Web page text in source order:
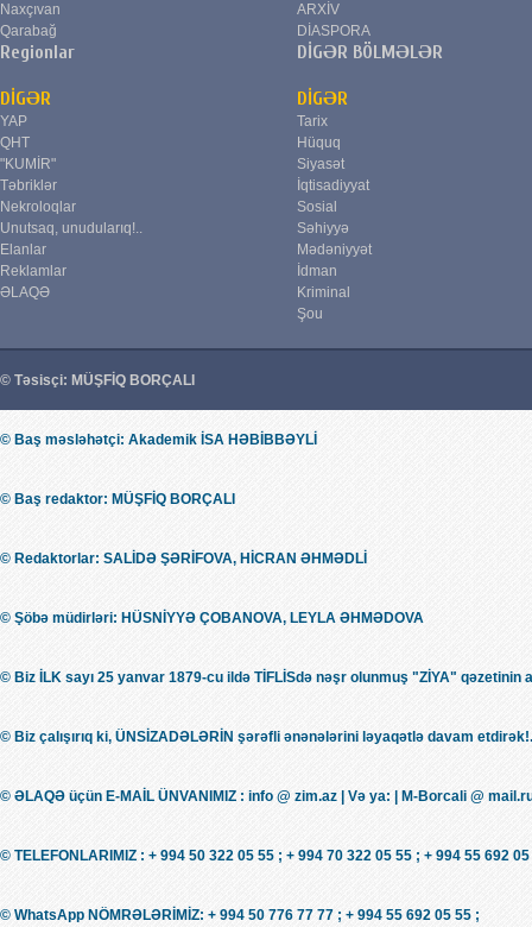
Naxçıvan
Qarabağ
Regionlar
ARXİV
DİASPORA
DİGƏR BÖLMƏLƏR
DİGƏR
YAP
QHT
"KUMİR"
Təbriklər
Nekroloqlar
Unutsaq, unudularıq!..
Elanlar
Reklamlar
ƏLAQƏ
DİGƏR
Tarix
Hüquq
Siyasət
İqtisadiyyat
Sosial
Səhiyyə
Mədəniyyət
İdman
Kriminal
Şou
© Təsisçi: MÜŞFİQ BORÇALI
© Baş məsləhətçi: Akademik İSA HƏBİBBƏYLİ
© Baş redaktor: MÜŞFİQ BORÇALI
© Redaktorlar: SALİDƏ ŞƏRİFOVA, HİCRAN ƏHMƏDLİ
© Şöbə müdirləri: HÜSNİYYƏ ÇOBANOVA, LEYLA ƏHMƏDOVA
© Biz İLK sayı 25 yanvar 1879-cu ildə TİFLİSdə nəşr olunmuş "ZİYA" qəzetinin
© Biz çalışırıq ki, ÜNSİZADƏLƏRİN şərəfli ənənələrini ləyaqətlə davam
© ƏLAQƏ üçün E-MAİL ÜNVANIMIZ : info @ zim.az | Və ya: | M-Borcali @
© TELEFONLARIMIZ : + 994 50 322 05 55 ; + 994 70 322 05 55 ; + 994 55 692
© WhatsApp NÖMRƏLƏRİMİZ: + 994 50 776 77 77 ; + 994 55 692 05 55 ;